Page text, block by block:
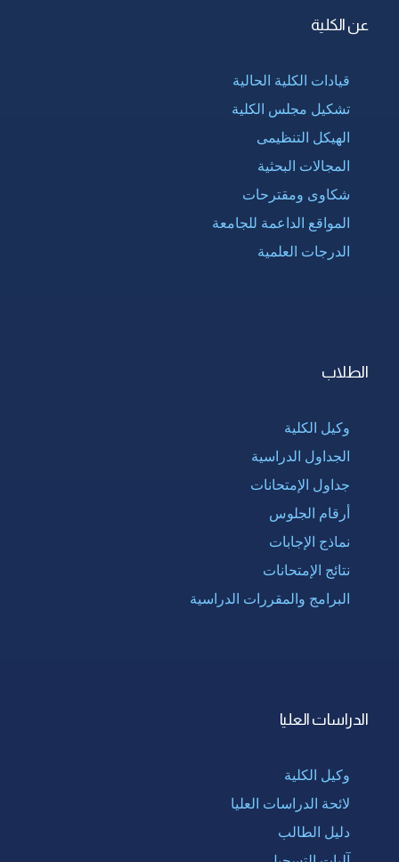
عن الكلية
قيادات الكلية الحالية
تشكيل مجلس الكلية
الهيكل التنظيمى
المجالات البحثية
شكاوى ومقترحات
المواقع الداعمة للجامعة
الدرجات العلمية
الطلاب
وكيل الكلية
الجداول الدراسية
جداول الإمتحانات
أرقام الجلوس
نماذج الإجابات
نتائج الإمتحانات
البرامج والمقررات الدراسية
الدراسات العليا
وكيل الكلية
لائحة الدراسات العليا
دليل الطالب